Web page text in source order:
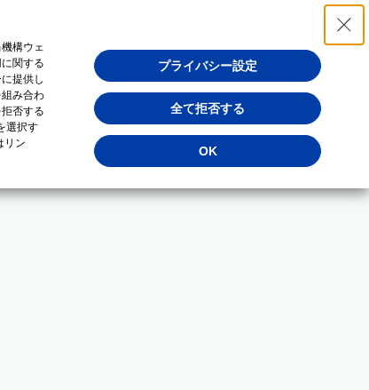
構ウェ
関する
提供し
み合わ
否する
選択す
リン
プライバシー設定
全て拒否する
OK